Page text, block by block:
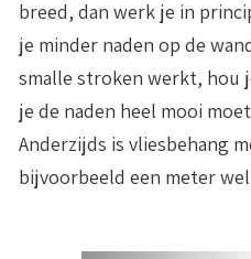
breed, dan werk je in
je minder naden op de
smalle stroken werkt, hou
je de naden heel mooi
Anderzijds is vliesbehang
bijvoorbeeld een meter